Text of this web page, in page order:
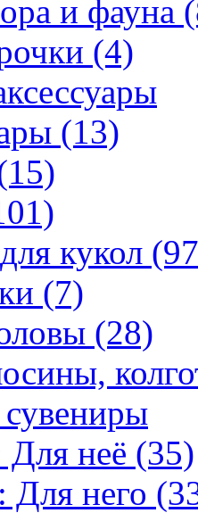
и фауна
(4)
(13)
кукол
(7)
(28)
неё (35)
него